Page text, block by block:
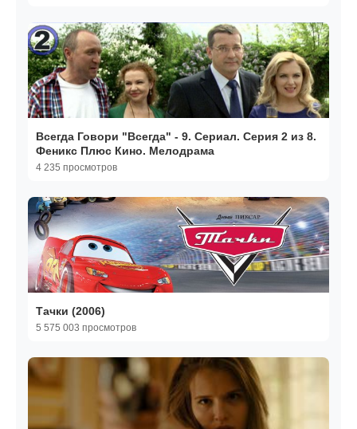
Всегда Говори "Всегда" - 9. Сериал. Серия 2 из 8.
Феникс Плюс Кино. Мелодрама
4 235 просмотров
Тачки (2006)
5 575 003 просмотров